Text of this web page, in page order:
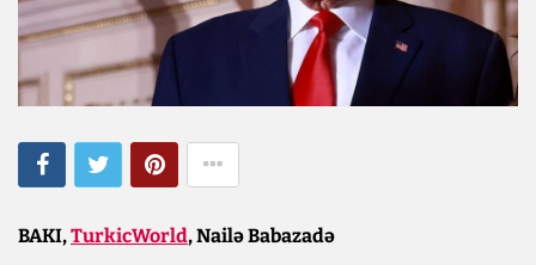
BAKI,TurkicWorld, Nailə Babazadə